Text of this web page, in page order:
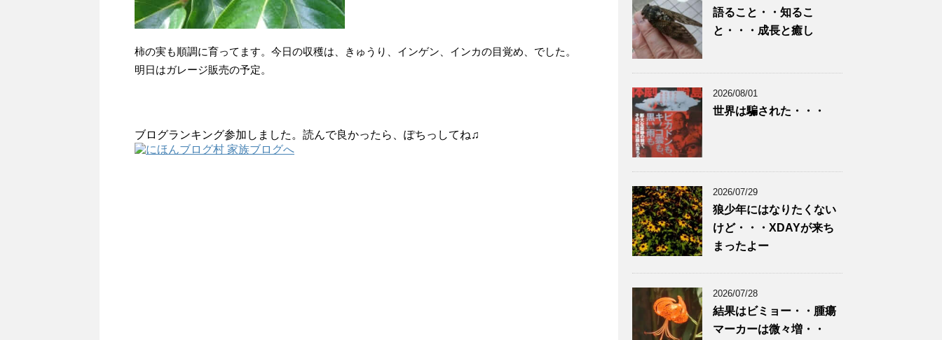
柿の実も順調に育ってます。今日の収穫は、きゅうり、インゲン、インカの目覚め、でした。
明日はガレージ販売の予定。
ブログランキング参加しました。読んで良かったら、ぽちっしてね♫
語ること・・知るこ
と・・・成長と癒し
2026/08/01
世界は騙された・・・
2026/07/29
狼少年にはなりたくない
けど・・・XDAYが来ち
まったよー
2026/07/28
結果はビミョー・・腫瘍
マーカーは微々増・・